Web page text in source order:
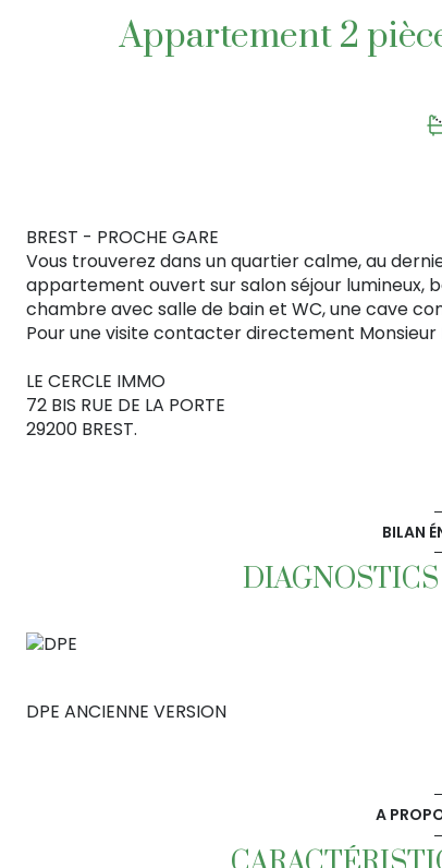
BREST - PROCHE GARE
Vous trouverez dans un quartier calme, au
appartement ouvert sur salon séjour lumineux,
chambre avec salle de bain et WC, une cave
Pour une visite contacter directement Monsieur
LE CERCLE IMMO
72 BIS RUE DE LA PORTE
29200 BREST.
BILAN
DPE ANCIENNE VERSION
A